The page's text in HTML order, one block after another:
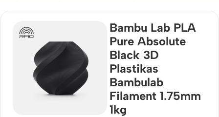
Bambu Lab PLA
Pure Absolute
Black 3D
Plastikas
Bambulab
Filament 1.75mm
1kg